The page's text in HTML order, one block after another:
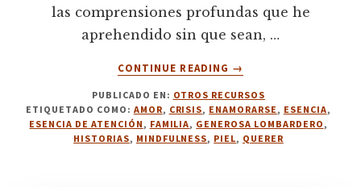
las comprensiones profundas que he
aprehendido sin que sean, …
CONTINUE READING
ACERCA
HISTORIAS
SOBRE
LA
→
PUBLICADO EN: OTROS RECURSOS
ETIQUETADO COMO: AMOR, CRISIS, ENAMORARSE , ESENCIA,
ESENCIA DE ATENCIÓN , FAMILIA, GENEROSA LOMBARDERO ,
HISTORIAS, MINDFULNESS, PIEL, QUERER